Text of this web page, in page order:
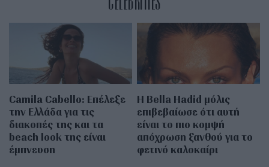
Camila Cabello: Επέλεξε
την Ελλάδα για τις
διακοπές της και τα
beach look της είναι
έμπνευση
Η Bella Hadid μόλις
επιβεβαίωσε ότι αυτή
είναι το πιο κομψή
απόχρωση ξανθού για το
φετινό καλοκαίρι